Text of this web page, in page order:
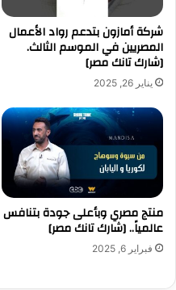
شركة أمازون بتدعم رواد الأعمال
المصريين في الموسم الثالث.
[شارك تانك مصر]
يناير 26, 2025
منتج مصري وبأعلى جودة بتنافس
عالمياً.. [شارك تانك مصر]
فبراير 6, 2025